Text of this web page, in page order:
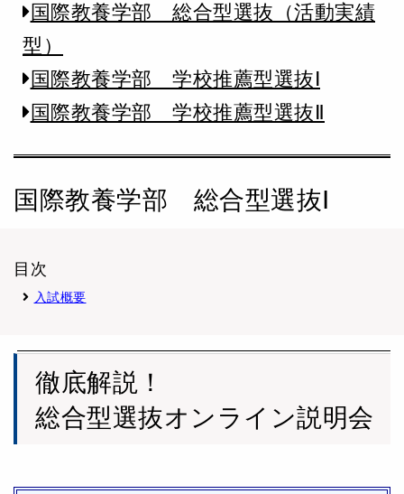
国際教養学部 総合型選抜（活動実績
型）
国際教養学部 学校推薦型選抜Ⅰ
国際教養学部 学校推薦型選抜Ⅱ
国際教養学部 総合型選抜Ⅰ
目次
入試概要
徹底解説！
総合型選抜オンライン説明会